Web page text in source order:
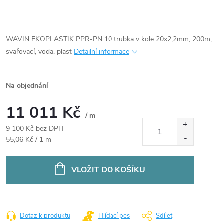
WAVIN EKOPLASTIK PPR-PN 10 trubka v kole 20x2,2mm, 200m,
svařovací, voda, plast Detailní informace
Na objednání
11 011 Kč / m
9 100 Kč bez DPH
Měrná
55,06 Kč / 1 m
VLOŽIT DO KOŠÍKU
Dotaz k produktu Hlídací pes Sdílet